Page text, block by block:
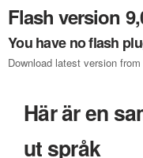
Flash version
You have no flash
Download latest version from
Här är en
ut språk